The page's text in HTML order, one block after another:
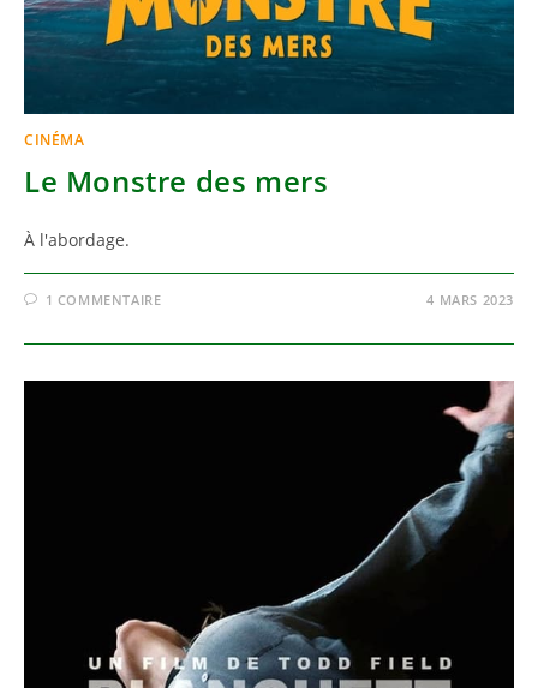
CINÉMA
Le Monstre des mers
À l'abordage.
1 COMMENTAIRE 4 MARS 2023